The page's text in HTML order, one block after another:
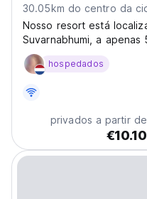
30.05km do centro da
Nosso resort está
Suvarnabhumi, a
passageiros.
hospedados
privados a partir de
€10.10